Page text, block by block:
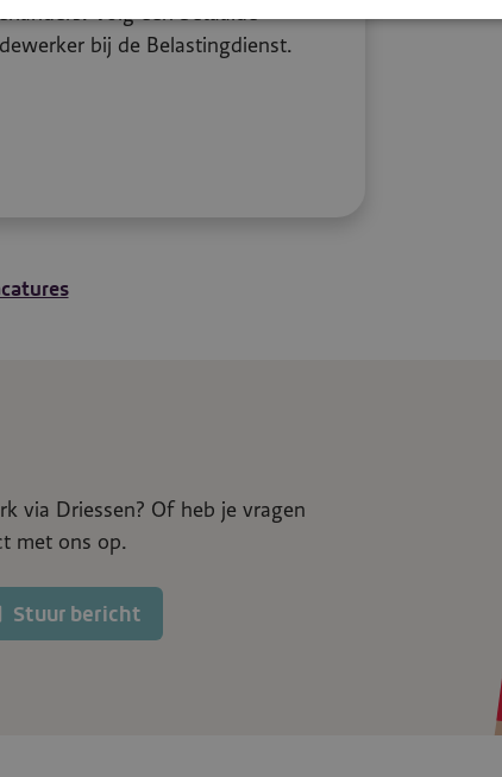
Volg een betaalde
bij de Belastingdienst.
via Driessen? Of heb je vragen
met ons op.
Stuur bericht